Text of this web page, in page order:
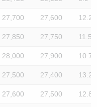
27,700 27,600 12.2
27,850 27,750 11.5
28,000 27,900 10.7
27,500 27,400 13.2
27,600 27,500 12.8